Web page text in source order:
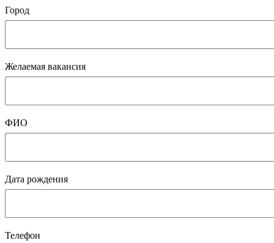
Город
Желаемая вакансия
ФИО
Дата рождения
Телефон